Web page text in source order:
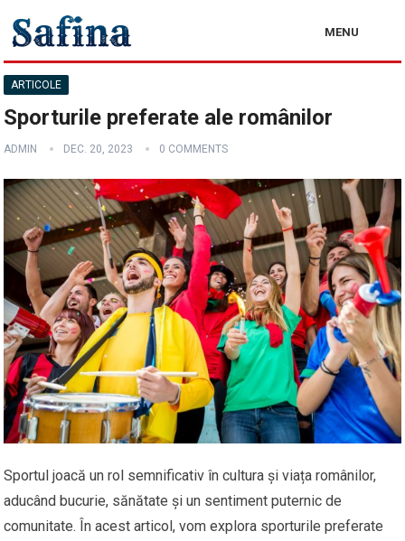
MENU
ARTICOLE
Sporturile preferate ale românilor
ADMIN DEC. 20, 2023 0 COMMENTS
Sportul joacă un rol semnificativ în cultura și viața românilor,
aducând bucurie, sănătate și un sentiment puternic de
comunitate. În acest articol, vom explora sporturile preferate